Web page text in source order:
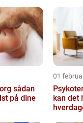
af, hvordan vor...
på dine
01
kan det